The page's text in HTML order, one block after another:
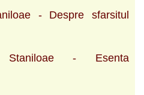
- Despre sfarsitul
Staniloae - Esenta